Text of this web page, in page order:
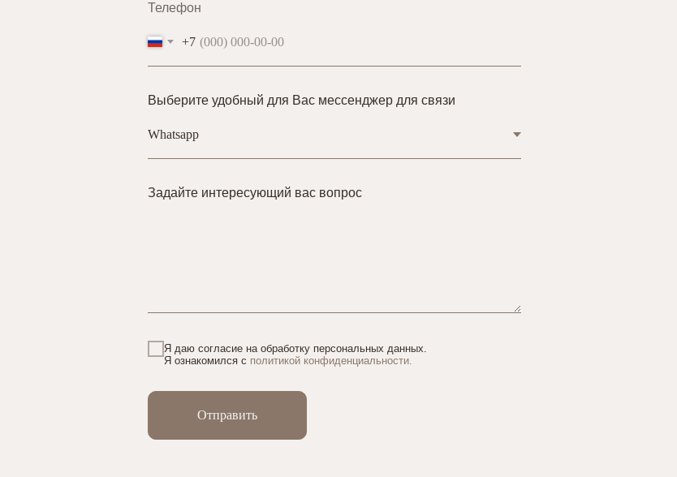
Телефон
+7
Выберите удобный для Вас мессенджер для связи
Задайте интересующий вас вопрос
Я даю согласие на обработку персональных данных.
Я ознакомился с политикой конфиденциальности.
Отправить